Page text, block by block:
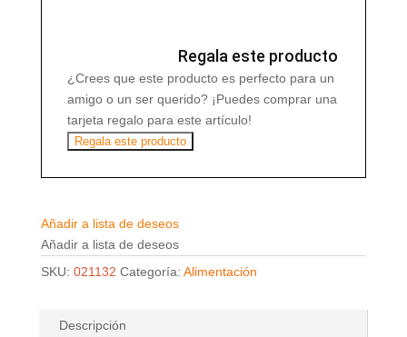
Regala este producto
¿Crees que este producto es perfecto para un
amigo o un ser querido? ¡Puedes comprar una
tarjeta regalo para este artículo!
Regala este producto
Añadir a lista de deseos
Añadir a lista de deseos
SKU: 021132 Categoría: Alimentación
Descripción